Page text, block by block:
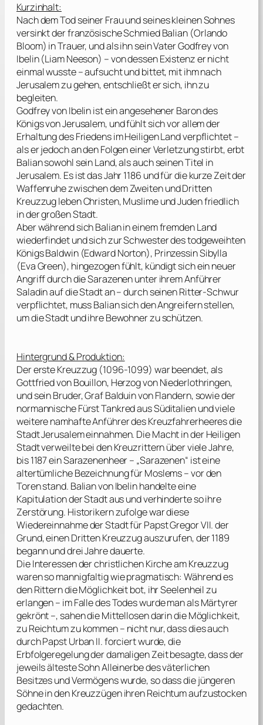
Kurzinhalt:
Nach dem Tod seiner Frau und seines kleinen Sohnes
versinkt der französische Schmied Balian (Orlando
Bloom) in Trauer, und als ihn sein Vater Godfrey von
Ibelin (Liam Neeson) – von dessen Existenz er nicht
einmal wusste – aufsucht und bittet, mit ihm nach
Jerusalem zu gehen, entschließt er sich, ihn zu
begleiten.
Godfrey von Ibelin ist ein angesehener Baron des
Königs von Jerusalem, und fühlt sich vor allem der
Erhaltung des Friedens im Heiligen Land verpflichtet –
als er jedoch an den Folgen einer Verletzung stirbt, erbt
Balian sowohl sein Land, als auch seinen Titel in
Jerusalem. Es ist das Jahr 1186 und für die kurze Zeit der
Waffenruhe zwischen dem Zweiten und Dritten
Kreuzzug leben Christen, Muslime und Juden friedlich
in der großen Stadt.
Aber während sich Balian in einem fremden Land
wiederfindet und sich zur Schwester des todgeweihten
Königs Baldwin (Edward Norton), Prinzessin Sibylla
(Eva Green), hingezogen fühlt, kündigt sich ein neuer
Angriff durch die Sarazenen unter ihrem Anführer
Saladin auf die Stadt an – durch seinen Ritter-Schwur
verpflichtet, muss Balian sich den Angreifern stellen,
um die Stadt und ihre Bewohner zu schützen.
Hintergrund & Produktion:
Der erste Kreuzzug (1096-1099) war beendet, als
Gottfried von Bouillon, Herzog von Niederlothringen,
und sein Bruder, Graf Balduin von Flandern, sowie der
normannische Fürst Tankred aus Süditalien und viele
weitere namhafte Anführer des Kreuzfahrerheeres die
Stadt Jerusalem einnahmen. Die Macht in der Heiligen
Stadt verweilte bei den Kreuzrittern über viele Jahre,
bis 1187 ein Sarazenenheer – „Sarazenen“ ist eine
altertümliche Bezeichnung für Moslems – vor den
Toren stand. Balian von Ibelin handelte eine
Kapitulation der Stadt aus und verhinderte so ihre
Zerstörung. Historikern zufolge war diese
Wiedereinnahme der Stadt für Papst Gregor VII. der
Grund, einen Dritten Kreuzzug auszurufen, der 1189
begann und drei Jahre dauerte.
Die Interessen der christlichen Kirche am Kreuzzug
waren so mannigfaltig wie pragmatisch: Während es
den Rittern die Möglichkeit bot, ihr Seelenheil zu
erlangen – im Falle des Todes wurde man als Märtyrer
gekrönt –, sahen die Mittellosen darin die Möglichkeit,
zu Reichtum zu kommen – nicht nur, dass dies auch
durch Papst Urban II. forciert wurde, die
Erbfolgeregelung der damaligen Zeit besagte, dass der
jeweils älteste Sohn Alleinerbe des väterlichen
Besitzes und Vermögens wurde, so dass die jüngeren
Söhne in den Kreuzzügen ihren Reichtum aufzustocken
gedachten.